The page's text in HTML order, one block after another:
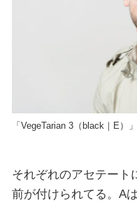
「VegeTarian 3（black｜E）
それぞれのアセテート
前が付けられてる。A